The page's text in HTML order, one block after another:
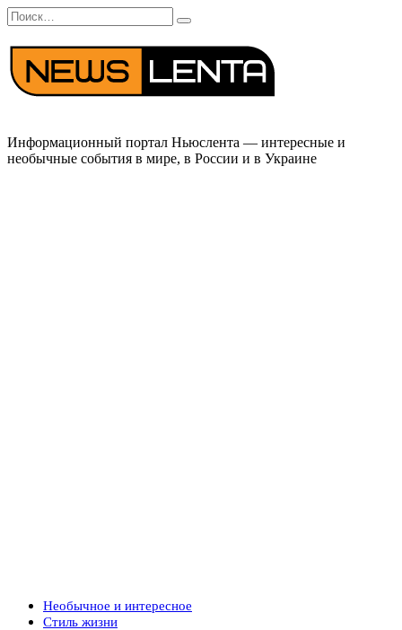
Перейти
к
содержанию
Search
for:
Информационный портал Ньюслента — интересные и
необычные события в мире, в России и в Украине
Необычное и интересное
Стиль жизни